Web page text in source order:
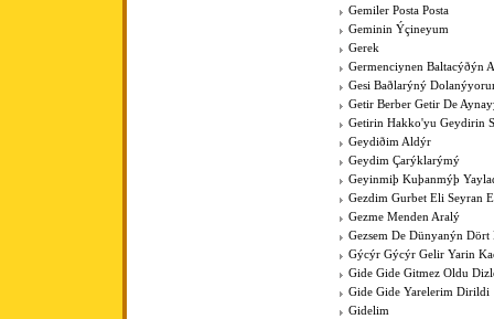
Gemiler Posta Posta
Geminin Ýçineyum
Gerek
Germenciynen Baltacýðýn
Gesi Baðlarýný
Getir Berber Getir De
Getirin Hakko'yu Geydirin
Geydiðim Aldýr
Geydim Çarýklarýmý
Geyinmiþ Kuþanmýþ
Gezdim Gurbet Eli Seyran
Gezme Menden Aralý
Gezsem De Dünyanýn Dört
Gýcýr Gýcýr Gelir Yarin
Gide Gide Gitmez Oldu
Gide Gide Yarelerim Dirildi
Gidelim